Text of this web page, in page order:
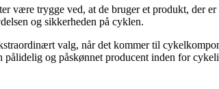
være trygge ved, at de bruger et produkt, der
og sikkerheden på cyklen.
valg, når det kommer til
og påskønnet producent inden for